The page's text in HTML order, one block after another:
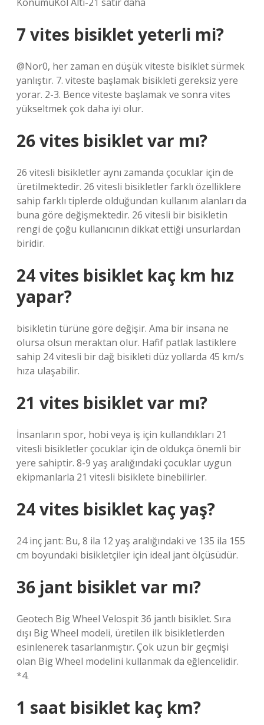
7 vites bisiklet yeterli mi?
@Nor0, her zaman en düşük viteste bisiklet sürmek
yanlıştır. 7. viteste başlamak bisikleti gereksiz yere
yorar. 2-3. Bence viteste başlamak ve sonra vites
yükseltmek çok daha iyi olur.
26 vites bisiklet var mı?
26 vitesli bisikletler aynı zamanda çocuklar için de
üretilmektedir. 26 vitesli bisikletler farklı özelliklere
sahip farklı tiplerde olduğundan kullanım alanları da
buna göre değişmektedir. 26 vitesli bir bisikletin
rengi de çoğu kullanıcının dikkat ettiği unsurlardan
biridir.
24 vites bisiklet kaç km hız
yapar?
bisikletin türüne göre değişir. Ama bir insana ne
olursa olsun meraktan olur. Hafif patlak lastiklere
sahip 24 vitesli bir dağ bisikleti düz yollarda 45 km/s
hıza ulaşabilir.
21 vites bisiklet var mı?
İnsanların spor, hobi veya iş için kullandıkları 21
vitesli bisikletler çocuklar için de oldukça önemli bir
yere sahiptir. 8-9 yaş aralığındaki çocuklar uygun
ekipmanlarla 21 vitesli bisiklete binebilirler.
24 vites bisiklet kaç yaş?
24 inç jant: Bu, 8 ila 12 yaş aralığındaki ve 135 ila 155
cm boyundaki bisikletçiler için ideal jant ölçüsüdür.
36 jant bisiklet var mı?
Geotech Big Wheel Velospit 36 ​​jantlı bisiklet. Sıra
dışı Big Wheel modeli, üretilen ilk bisikletlerden
esinlenerek tasarlanmıştır. Çok uzun bir geçmişi
olan Big Wheel modelini kullanmak da eğlencelidir.
*4.
1 saat bisiklet kaç km?